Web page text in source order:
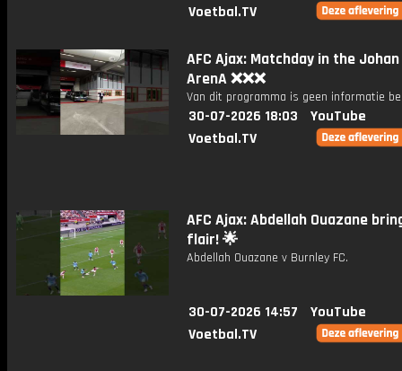
Voetbal.TV
AFC Ajax: Matchday in the
ArenA ❌❌❌
Van dit programma is geen informatie
30-07-2026 18:03
YouTube
Voetbal.TV
AFC Ajax: Abdellah Ouazane
flair! 🌟
Abdellah Ouazane v Burnley FC.
30-07-2026 14:57
YouTube
Voetbal.TV